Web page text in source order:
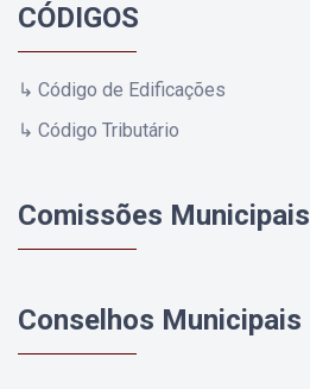
CÓDIGOS
↳ Código de Edificações
↳ Código Tributário
Comissões Municipais
Conselhos Municipais